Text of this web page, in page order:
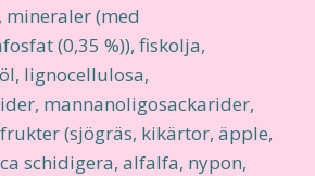
(med
(0,35 %)), fiskolja,
lignocellulosa,
mannanoligosackarider,
(sjögräs, kikärtor, äpple,
schidigera, alfalfa, nypon,